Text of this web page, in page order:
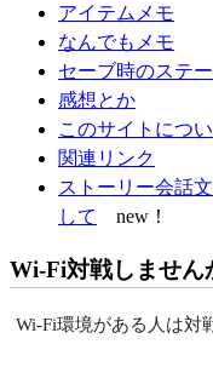
アイテムメモ
なんでもメモ
セーブ時のステ
感想とか
このサイトにつ
関連リンク
ストーリー会話
して
new！
Wi-Fi対戦しません
Wi-Fi環境がある人は対